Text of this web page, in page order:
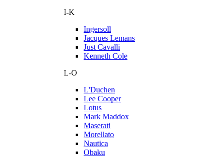
I-K
Ingersoll
Jacques Lemans
Just Cavalli
Kenneth Cole
L-O
L'Duchen
Lee Cooper
Lotus
Mark Maddox
Maserati
Morellato
Nautica
Obaku